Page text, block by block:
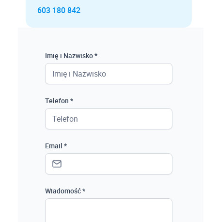
603 180 842
Imię i Nazwisko *
Telefon *
Email *
Wiadomość *